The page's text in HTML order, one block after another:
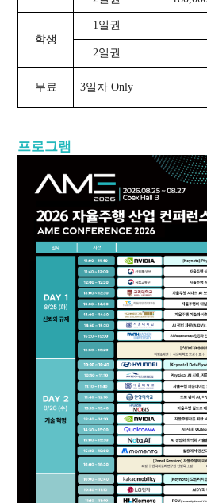
학생
1일권
2일권
무료 3일차 Only
프로그램